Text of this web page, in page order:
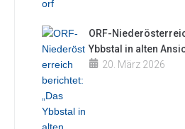
ORF-
Ybbstal in alten
20. März 2026